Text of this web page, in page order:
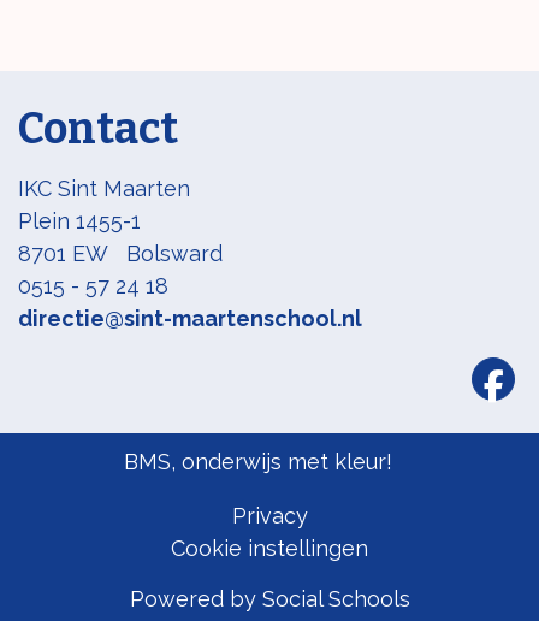
Contact
IKC Sint Maarten
Plein 1455-1
8701 EW Bolsward
0515 - 57 24 18
directie@sint-maartenschool.nl
BMS, onderwijs met kleur!
Privacy
Cookie instellingen
Powered by Social Schools